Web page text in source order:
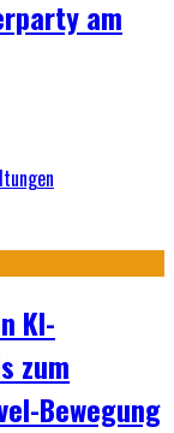
am
KI-
zum
Bewegung